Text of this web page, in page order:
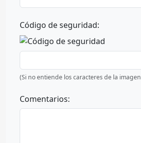
Código de seguridad:
(Si no entiende los caracteres de la imagen
Comentarios: